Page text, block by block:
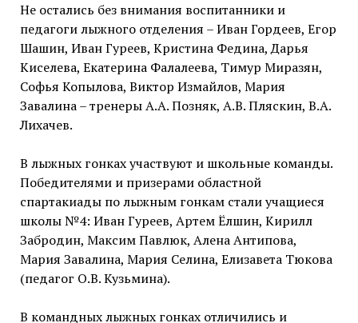
Не остались без внимания воспитанники и
педагоги лыжного отделения – Иван Гордеев, Егор
Шашин, Иван Гуреев, Кристина Федина, Дарья
Киселева, Екатерина Фалалеева, Тимур Миразян,
Софья Копылова, Виктор Измайлов, Мария
Завалина – тренеры А.А. Позняк, А.В. Пляскин, В.А.
Лихачев.
В лыжных гонках участвуют и школьные команды.
Победителями и призерами областной
спартакиады по лыжным гонкам стали учащиеся
школы №4: Иван Гуреев, Артем Ёлшин, Кирилл
Забродин, Максим Павлюк, Алена Антипова,
Мария Завалина, Мария Селина, Елизавета Тюкова
(педагог О.В. Кузьмина).
В командных лыжных гонках отличились и